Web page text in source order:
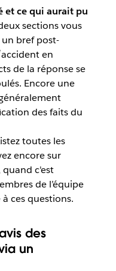
et ce qui aurait pu
sections vous
bref post-
en
de la réponse se
Encore une
des faits du
toutes les
encore sur
c'est
de l’équipe
ces questions.
des
un